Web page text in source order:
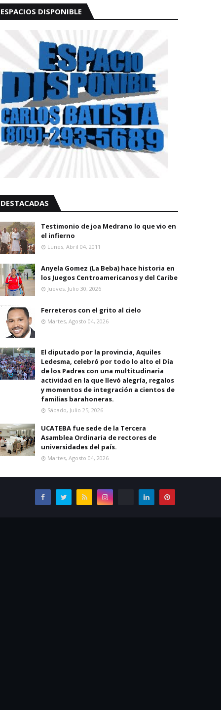
ESPACIOS DISPONIBLE
DESTACADAS
Testimonio de joa Medrano lo que vio en
el infierno
Lunes, Abril 04, 2011
Anyela Gomez (La Beba) hace historia en
los Juegos Centroamericanos y del Caribe
Jueves, Julio 30, 2026
Ferreteros con el grito al cielo
Martes, Agosto 04, 2026
El diputado por la provincia, Aquiles
Ledesma, celebró por todo lo alto el Día
de los Padres con una multitudinaria
actividad en la que llevó alegría, regalos
y momentos de integración a cientos de
familias barahoneras.
Sábado, Julio 25, 2026
UCATEBA fue sede de la Tercera
Asamblea Ordinaria de rectores de
universidades del país.
Martes, Agosto 04, 2026